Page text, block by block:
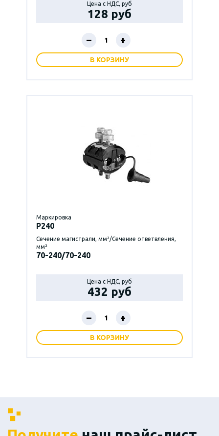
Цена с НДС, руб
128 руб
– +
В КОРЗИНУ
Маркировка
P240
Сечение магистрали, мм²/Сечение ответвления,
мм²
70-240/70-240
Цена с НДС, руб
432 руб
– +
В КОРЗИНУ